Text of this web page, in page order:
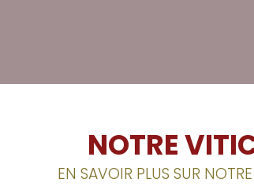
NOTRE
EN SAVOIR PLUS SUR